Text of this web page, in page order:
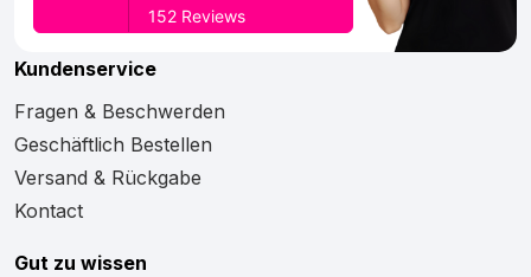
Kundenservice
Fragen & Beschwerden
Geschäftlich Bestellen
Versand & Rückgabe
Kontact
Gut zu wissen